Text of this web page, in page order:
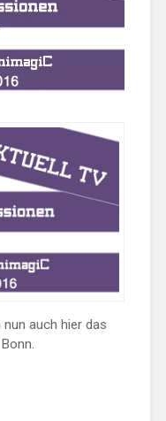
auch hier das